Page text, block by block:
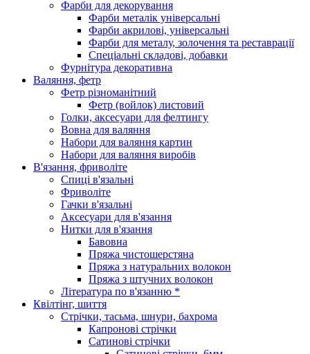
Фарби для декорування
Фарби металік універсальні
Фарби акрилові, універсальні
Фарби для металу, золочення та реставрації
Спеціальні складові, добавки
Фурнітура декоративна
Валяння, фетр
Фетр різноманітний
Фетр (войлок) листовий
Голки, аксесуари для фелтингу
Вовна для валяння
Набори для валяння картин
Набори для валяння виробів
В'язання, фриволіте
Спиці в'язальні
Фриволіте
Гачки в'язальні
Аксесуари для в'язання
Нитки для в'язання
Бавовна
Пряжа чистошерстяна
Пряжа з натуральних волокон
Пряжа з штучних волокон
Література по в'язанню *
Квілтінг, шиття
Стрічки, тасьма, шнури, бахрома
Капронові стрічки
Сатинові стрічки